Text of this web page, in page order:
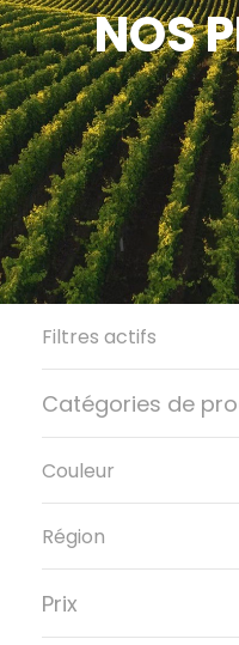
NOS
Filtres actifs
Catégories de
Couleur
Région
Prix